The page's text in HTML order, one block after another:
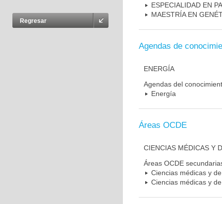
Regresar
ESPECIALIDAD EN
MAESTRÍA EN
Agendas de
ENERGÍA
Agendas del
Energía
Áreas OCDE
CIENCIAS MÉDICAS Y
Áreas OCDE
Ciencias médicas y
Ciencias médicas y